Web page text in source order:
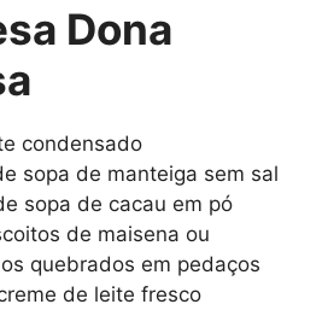
Dona
condensado
sopa de manteiga sem sal
sopa de cacau em pó
de maisena ou
quebrados em pedaços
de leite fresco